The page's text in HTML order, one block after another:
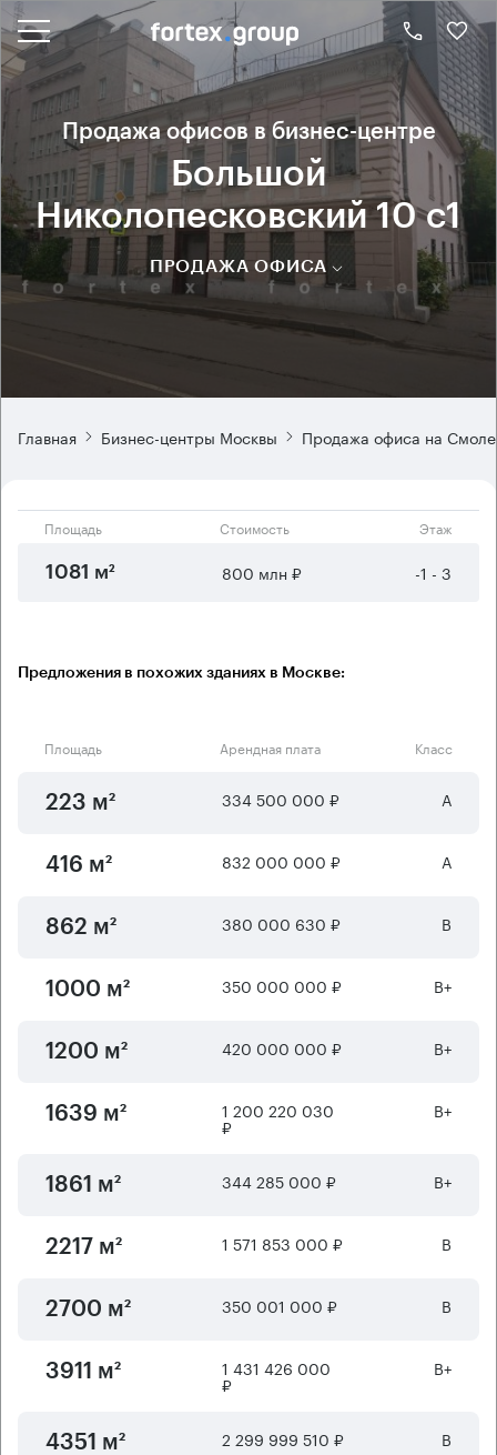
Продажа офисов в бизнес-центре
Большой
Николопесковский 10 с1
ПРОДАЖА ОФИСА
Главная Бизнес-центры Москвы Продажа офиса на
Площадь Стоимость Этаж
1081 м² 800 млн ₽ -1 - 3
Предложения в похожих зданиях в Москве:
Площадь Арендная плата Класс
223 м² 334 500 000 ₽ А
416 м² 832 000 000 ₽ А
862 м² 380 000 630 ₽ B
1000 м² 350 000 000 ₽ B+
1200 м² 420 000 000 ₽ B+
1639 м² 1 200 220 030
₽
B+
1861 м² 344 285 000 ₽ B+
2217 м² 1 571 853 000 ₽ B
2700 м² 350 001 000 ₽ B
3911 м² 1 431 426 000
₽
B+
4351 м² 2 299 999 510 ₽ B